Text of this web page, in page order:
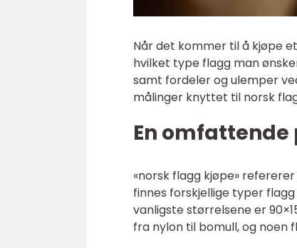
Når det kommer til å kjøpe
hvilket type flagg man
samt fordeler og ulemper
målinger knyttet til norsk
En
«norsk flagg kjøpe»
finnes forskjellige typer
vanligste størrelsene er
fra nylon til bomull, og noen